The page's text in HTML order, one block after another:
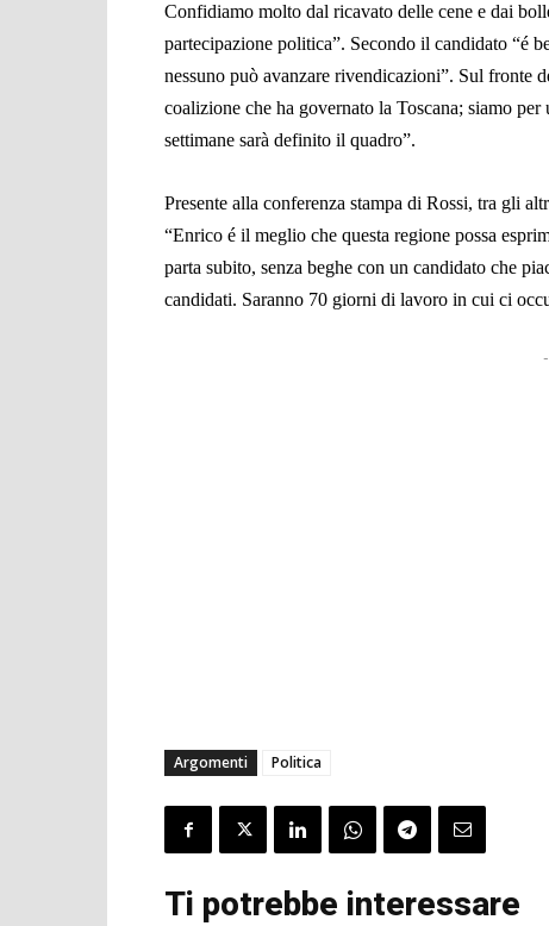
Confidiamo molto dal ricavato delle cene e dai
partecipazione politica”. Secondo il candidato “é
nessuno può avanzare rivendicazioni”. Sul fronte
coalizione che ha governato la Toscana; siamo
settimane sarà definito il quadro”.
Presente alla conferenza stampa di Rossi, tra gli
“Enrico é il meglio che questa regione possa
parta subito, senza beghe con un candidato che
candidati. Saranno 70 giorni di lavoro in cui ci
Argomenti Politica
Ti potrebbe interessare